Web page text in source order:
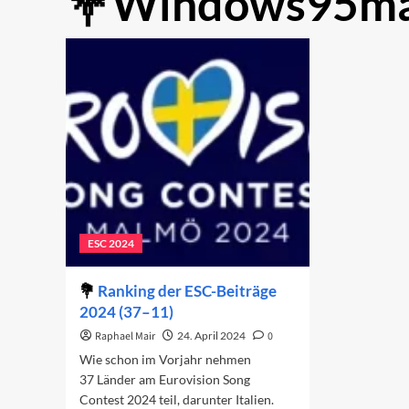
ESC 2024
Ranking der ESC-Beiträge
2024 (37–11)
Raphael Mair 24. April 2024
0
Wie schon im Vorjahr nehmen
37 Länder am Eurovision Song
Contest 2024 teil, darunter Italien.